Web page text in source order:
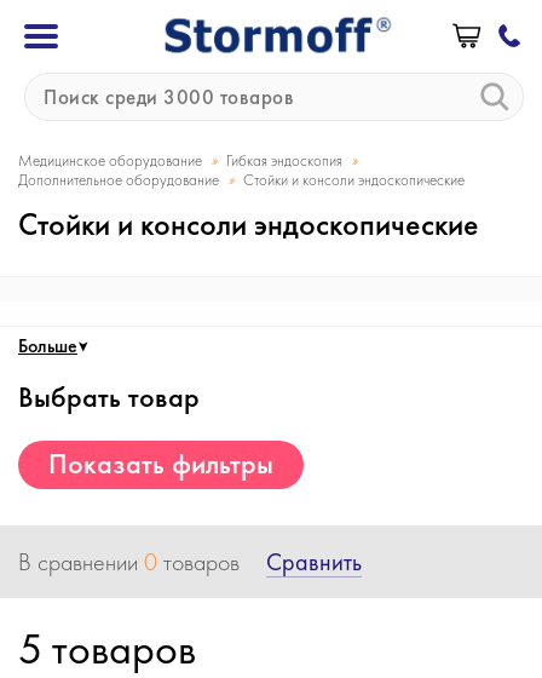
Медицинское оборудование » Гибкая эндоскопия »
Дополнительное оборудование » Стойки и консоли эндоскопические
Стойки и консоли эндоскопические
Больше
Выбрать товар
Показать фильтры
В сравнении 0товаров Сравнить
5 товаров